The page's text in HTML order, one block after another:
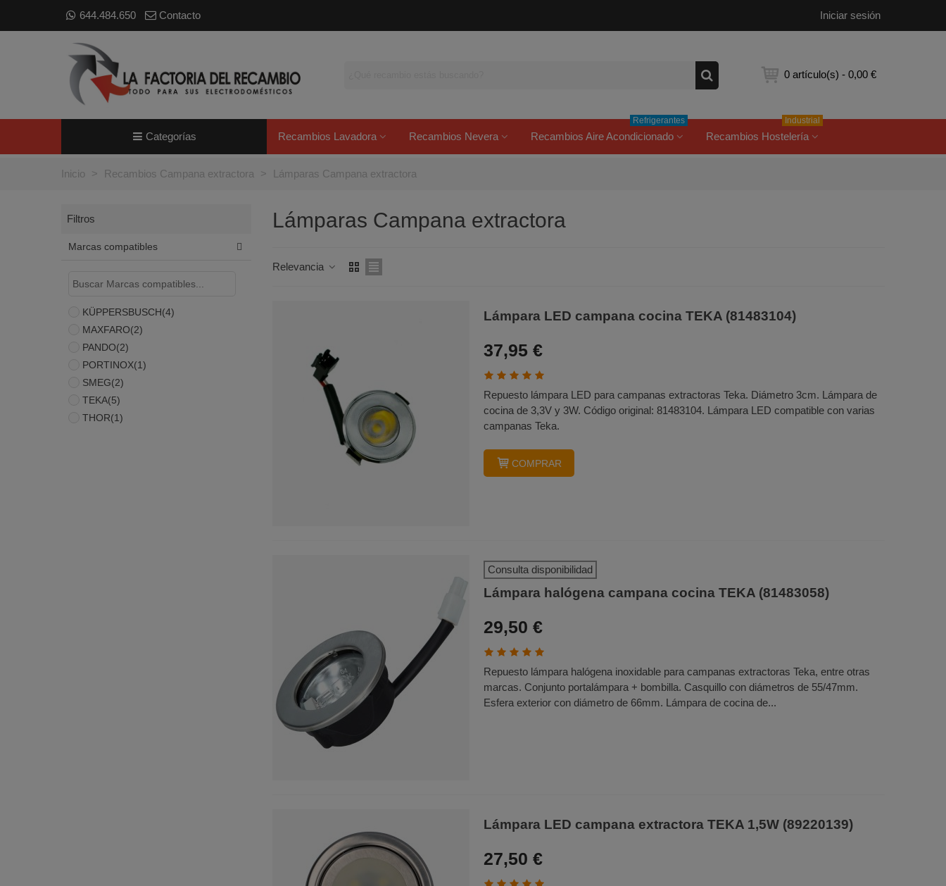
644.484.650 Contacto Iniciar sesión
0 artículo(s) - 0,00 €
Categorías Recambios Lavadora Recambios Nevera Recambios Aire Acondicionado
Refrigerantes
Recambios Hostelería
Industrial
Inicio > Recambios Campana extractora > Lámparas Campana extractora
Filtros
Marcas compatibles
KÜPPERSBUSCH(4)
MAXFARO(2)
PANDO(2)
PORTINOX(1)
SMEG(2)
TEKA(5)
THOR(1)
Lámparas Campana extractora
Relevancia
Lámpara LED campana cocina TEKA (81483104)
37,95 €
Repuesto lámpara LED para campanas extractoras Teka. Diámetro 3cm. Lámpara de
cocina de 3,3V y 3W. Código original: 81483104. Lámpara LED compatible con varias
campanas Teka.
COMPRAR
Consulta disponibilidad
Lámpara halógena campana cocina TEKA (81483058)
29,50 €
Repuesto lámpara halógena inoxidable para campanas extractoras Teka, entre otras
marcas. Conjunto portalámpara + bombilla. Casquillo con diámetros de 55/47mm.
Esfera exterior con diámetro de 66mm. Lámpara de cocina de...
Lámpara LED campana extractora TEKA 1,5W (89220139)
27,50 €